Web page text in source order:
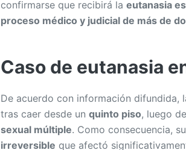
confirmarse que recibirá la eutanasia
proceso médico y judicial de más de
Caso de eutanasia
De acuerdo con información difundida,
tras caer desde un quinto piso, luego
sexual múltiple. Como consecuencia,
irreversible que afectó